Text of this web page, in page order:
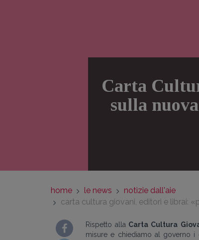
Carta
sulla
home le news
notizie dall'aie
carta cultura giovani, editori e librai:
Rispetto alla Carta Cultura
misure e chiediamo al governo i